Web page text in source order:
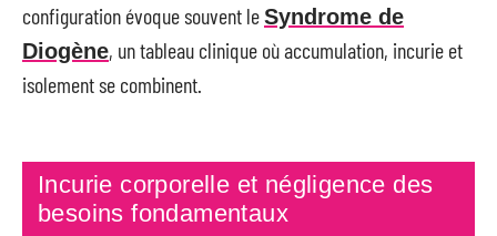
configuration évoque souvent leSyndrome de
Diogène, un tableau clinique où accumulation, incurie et
isolement se combinent.
Incurie corporelle et négligence des
besoins fondamentaux